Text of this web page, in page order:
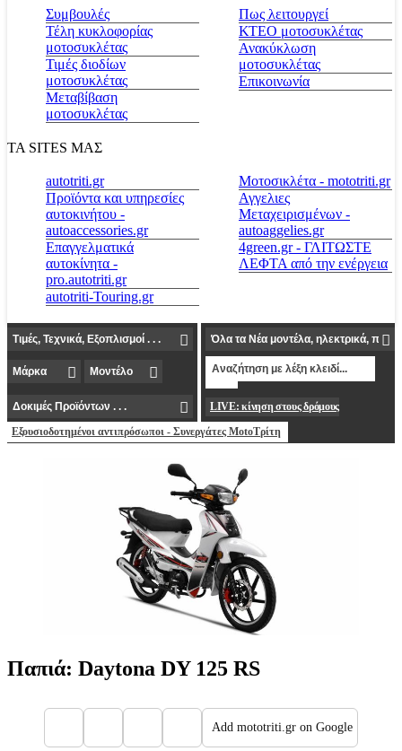
Συμβουλές
Τέλη κυκλοφορίας
μοτοσυκλέτας
Τιμές διοδίων
μοτοσυκλέτας
Μεταβίβαση
μοτοσυκλέτας
Πως λειτουργεί
ΚΤΕΟ μοτοσυκλέτας
Ανακύκλωση
μοτοσυκλέτας
Επικοινωνία
ΤΑ SITES ΜΑΣ
autotriti.gr
Προϊόντα και υπηρεσίες
αυτοκινήτου -
autoaccessories.gr
Επαγγελματικά
αυτοκίνητα -
pro.autotriti.gr
autotriti-Touring.gr
Μοτοσικλέτα - mototriti.gr
Αγγελιες
Μεταχειρισμένων -
autoaggelies.gr
4green.gr - ΓΛΙΤΩΣΤΕ
ΛΕΦΤΑ από την ενέργεια
LIVE: κίνηση στους δρόμους
Εξουσιοδοτημένοι αντιπρόσωποι - Συνεργάτες MotoΤρίτη
Παπιά: Daytona DY 125 RS
Add mototriti.gr on Google